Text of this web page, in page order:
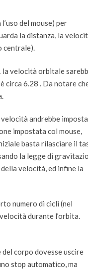
del mouse) per
la distanza, la
centrale).
la velocità orbitale
circa 6.28 . Da notare
andrebbe
impostata col mouse,
basta rilasciare il
la legge di
velocità, ed infine la
numero di cicli (nel
durante l’orbita.
corpo dovesse uscire
stop automatico, ma